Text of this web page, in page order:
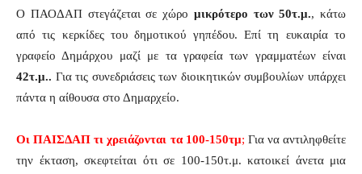
Ο ΠΑΟΔΑΠ στεγάζεται σε χώρο μικρότερο των 50τ.μ., κάτω
από τις κερκίδες του δημοτικού γηπέδου. Επί τη ευκαιρία το
γραφείο Δημάρχου μαζί με τα γραφεία των γραμματέων είναι
42τ.μ.. Για τις συνεδριάσεις των διοικητικών συμβουλίων υπάρχει
πάντα η αίθουσα στο Δημαρχείο.
Οι ΠΑΙΣΔΑΠ τι χρειάζονται τα 100-150τμ; Για να αντιληφθείτε
την έκταση, σκεφτείται ότι σε 100-150τ.μ. κατοικεί άνετα μια